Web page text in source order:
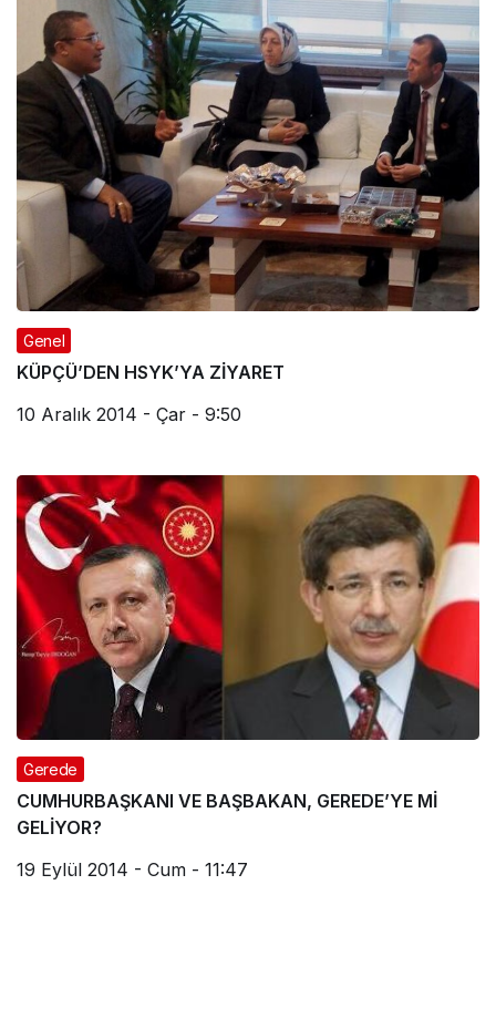
Genel
KÜPÇÜ’DEN HSYK’YA ZİYARET
10 Aralık 2014 - Çar - 9:50
Gerede
CUMHURBAŞKANI VE BAŞBAKAN, GEREDE’YE Mİ
GELİYOR?
19 Eylül 2014 - Cum - 11:47